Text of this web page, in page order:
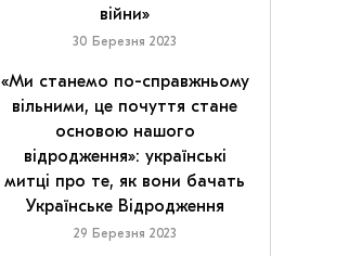
війни»
30 Березня 2023
«Ми станемо по-справжньому
вільними, це почуття стане
основою нашого
відродження»: українські
митці про те, як вони бачать
Українське Відродження
29 Березня 2023